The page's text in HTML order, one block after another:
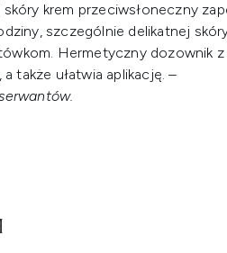
krem przeciwsłoneczny
szczególnie delikatnej
Hermetyczny dozownik z
także ułatwia aplikację. –